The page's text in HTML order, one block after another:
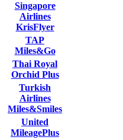
Singapore
Airlines
KrisFlyer
TAP
Miles&Go
Thai Royal
Orchid Plus
Turkish
Airlines
Miles&Smiles
United
MileagePlus